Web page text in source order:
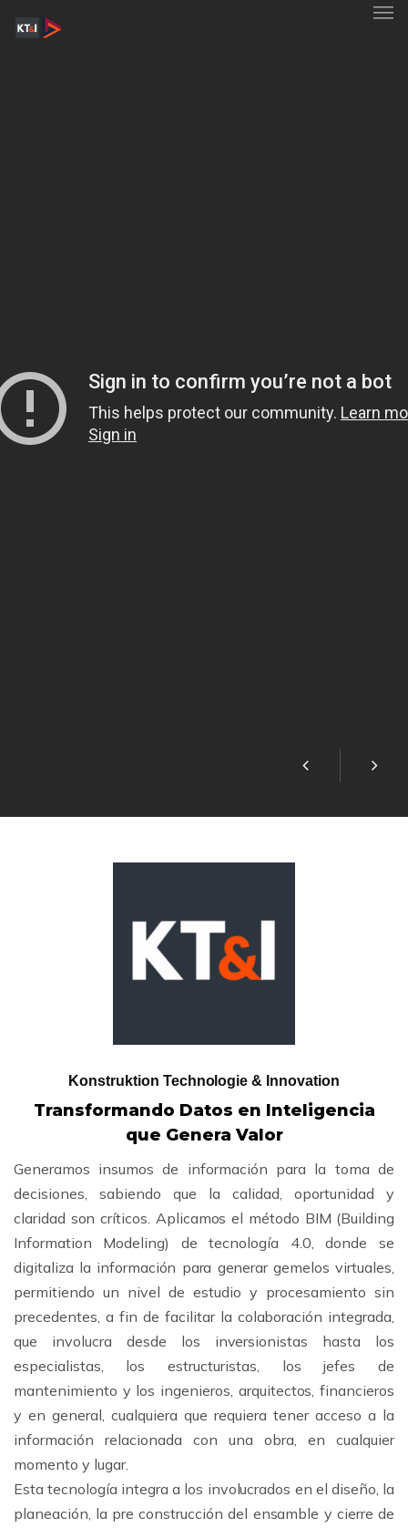
Konstruktion Technologie & Innovation
Transformando Datos en Inteligencia
que Genera Valor
Generamos insumos de información para la toma de
decisiones, sabiendo que la calidad, oportunidad y
claridad son críticos. Aplicamos el método BIM (Building
Information Modeling) de tecnología 4.0, donde se
digitaliza la información para generar gemelos virtuales,
permitiendo un nivel de estudio y procesamiento sin
precedentes, a fin de facilitar la colaboración integrada,
que involucra desde los inversionistas hasta los
especialistas, los estructuristas, los jefes de
mantenimiento y los ingenieros, arquitectos, financieros
y en general, cualquiera que requiera tener acceso a la
información relacionada con una obra, en cualquier
momento y lugar.
Esta tecnología integra a los involucrados en el diseño, la
planeación, la pre construcción del ensamble y cierre de